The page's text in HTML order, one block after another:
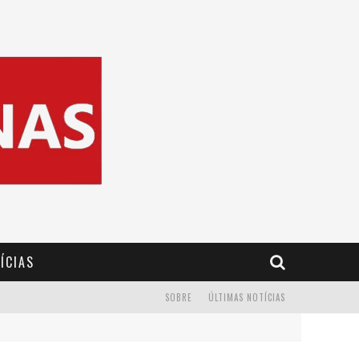
ÚLTIMAS NOTÍCIAS
SOBRE